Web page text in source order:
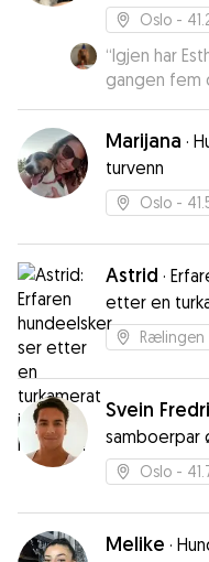
Oslo -
“Igjen har
gangen fem
Esther er
trygge på at
Anbefaler
sterkeste 😀
Marijana ·
turvenn
Oslo -
Astrid ·
etter en
Rælingen
Svein
samboerpar
med hund!
Oslo -
Melike ·